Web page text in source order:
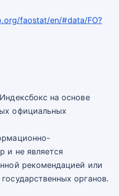
faostat/en/#data/FO?
на основе
официальных
и не является
рекомендацией или
органов.